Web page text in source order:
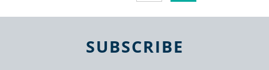
SUBSCRIBE